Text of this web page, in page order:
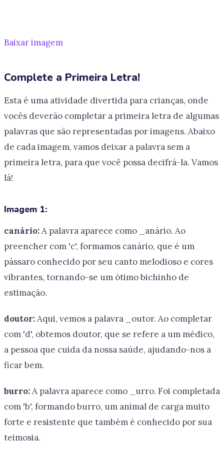
Baixar imagem
Complete a Primeira Letra!
Esta é uma atividade divertida para crianças, onde
vocês deverão completar a primeira letra de algumas
palavras que são representadas por imagens. Abaixo
de cada imagem, vamos deixar a palavra sem a
primeira letra, para que você possa decifrá-la. Vamos
lá!
Imagem 1:
canário:A palavra aparece como _anário. Ao
preencher com 'c', formamos canário, que é um
pássaro conhecido por seu canto melodioso e cores
vibrantes, tornando-se um ótimo bichinho de
estimação.
doutor:Aqui, vemos a palavra _outor. Ao completar
com 'd', obtemos doutor, que se refere a um médico,
a pessoa que cuida da nossa saúde, ajudando-nos a
ficar bem.
burro:A palavra aparece como _urro. Foi completada
com 'b', formando burro, um animal de carga muito
forte e resistente que também é conhecido por sua
teimosia.